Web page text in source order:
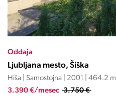
Oddaja
Ljubljana mesto, Šiška
Hiša | Samostojna | 2001 | 464.2 m
3.390 €/mesec 3.750 €